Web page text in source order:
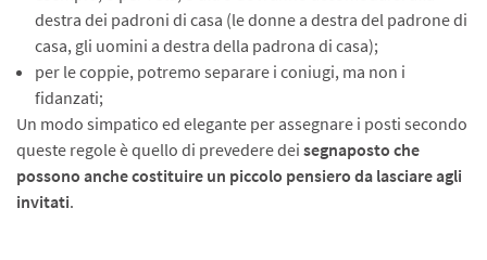
destra dei padroni di casa (le donne a destra del padrone di
casa, gli uomini a destra della padrona di casa);
per le coppie, potremo separare i coniugi, ma non i
fidanzati;
Un modo simpatico ed elegante per assegnare i posti secondo
queste regole è quello di prevedere dei segnaposto che
possono anche costituire un piccolo pensiero da lasciare agli
invitati.